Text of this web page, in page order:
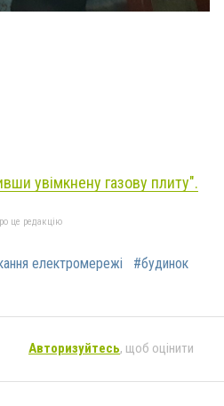
увімкнену газову плиту".
це редакцію
електромережі
#будинок
Авторизуйтесь, щоб оцінити